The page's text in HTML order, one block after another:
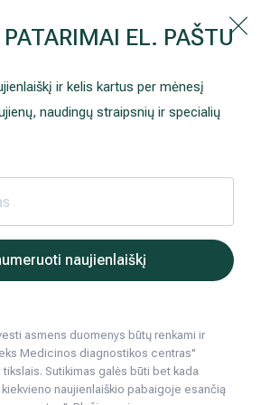
Hila | Šeimos medicinos centro?
Instrukcija
ir gydymo centras
apie pirštų tirpimą
sutrikimai
EL. PAŠTU
ir kelis kartus per mėnesį
naudingų straipsnių ir specialių
naujienlaiškį
asmens duomenys būtų renkami ir
Medicinos diagnostikos centras"
Sutikimas galės būti bet kada
naujienlaiškio pabaigoje esančią
medicina
atvykstant